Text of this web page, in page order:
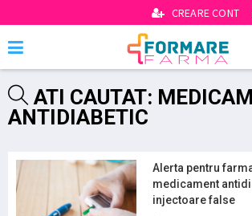
CREARE CONT
ATI CAUTAT:
ANTIDIABETIC
Alerta pentru
medicament
injectoare false